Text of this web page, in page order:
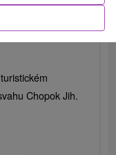
Chopok Jih
Chopok Jih.